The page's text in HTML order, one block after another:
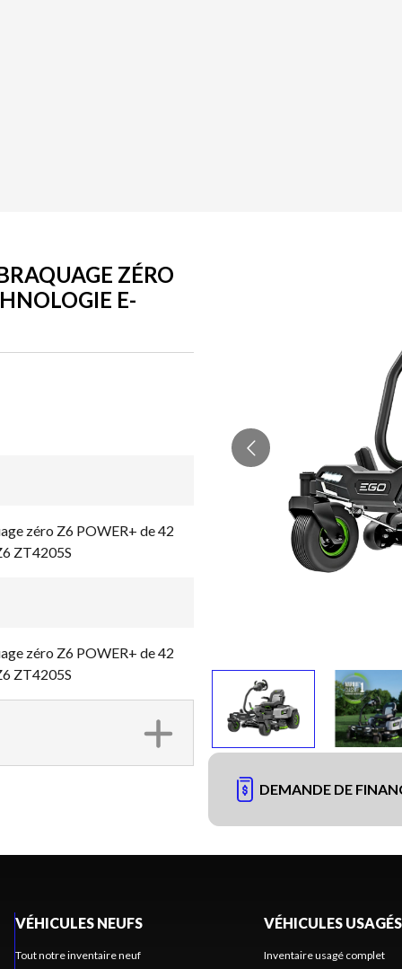
ZÉRO
E-
DEMANDE DE
zéro Z6 POWER+ de 42
ZT4205S
zéro Z6 POWER+ de 42
ZT4205S
VÉHICULES NEUFS
Tout notre inventaire neuf
VÉHICULES USAGÉS
Inventaire usagé complet